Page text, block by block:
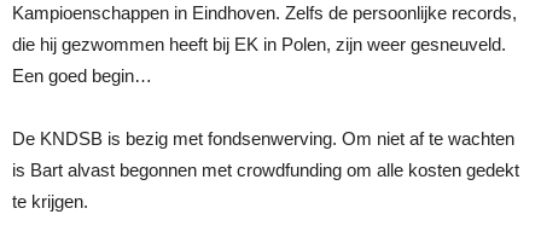
Kampioenschappen in Eindhoven. Zelfs de persoonlijke records,
die hij gezwommen heeft bij EK in Polen, zijn weer gesneuveld.
Een goed begin…
De KNDSB is bezig met fondsenwerving. Om niet af te wachten
is Bart alvast begonnen met crowdfunding om alle kosten gedekt
te krijgen.